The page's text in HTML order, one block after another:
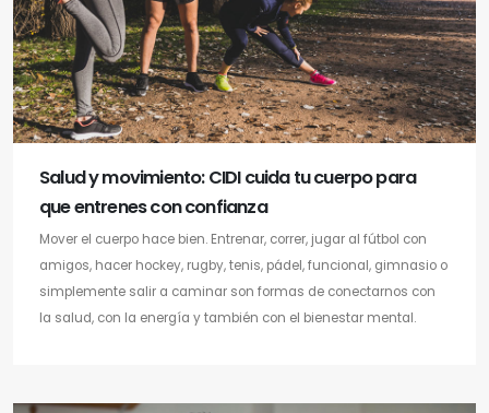
Salud y movimiento: CIDI cuida tu cuerpo para
que entrenes con confianza
Mover el cuerpo hace bien. Entrenar, correr, jugar al fútbol con
amigos, hacer hockey, rugby, tenis, pádel, funcional, gimnasio o
simplemente salir a caminar son formas de conectarnos con
la salud, con la energía y también con el bienestar mental.